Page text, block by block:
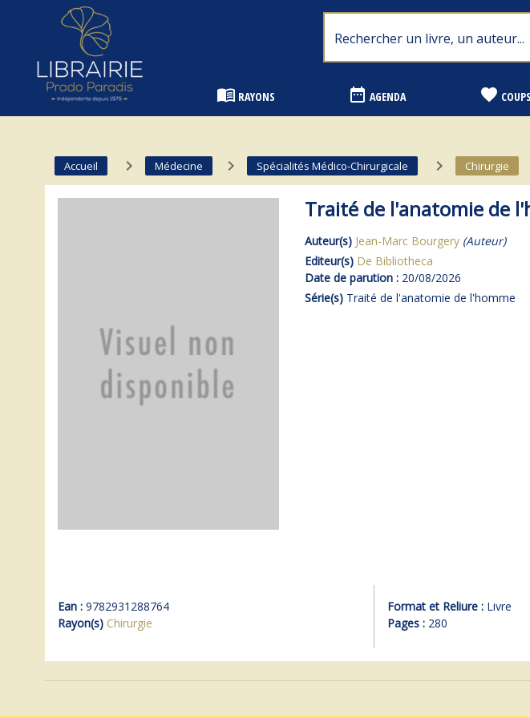
Librairie Prado Paradis - Marseille
menu_book RAYONS date_range AGENDA favorite
Accueil navigate_next Médecine navigate_next Spécialités Médico-Chirurgicale navigate_next Chirurgie
Traité de l'anatomie de
Auteur(s) Jean-Marc Bourgery (Auteur)
Editeur(s) De Bibliotheca
Date de parution : 20/08/2026
Série(s) Traité de l'anatomie de l'homme
Ean : 9782931288764
Rayon(s) Chirurgie
Format et Reliure : Livre
Pages :280